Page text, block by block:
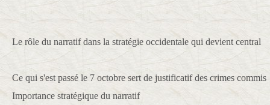
Le rôle du narratif dans la stratégie occidentale qui devient central
Ce qui s'est passé le 7 octobre sert de justificatif des crimes
Importance stratégique du narratif